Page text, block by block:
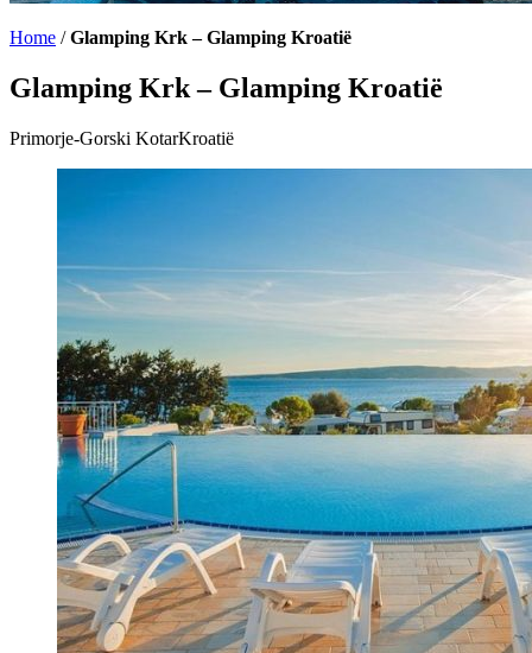
Home /Glamping Krk – Glamping Kroatië
Glamping Krk – Glamping Kroatië
Primorje-Gorski KotarKroatië